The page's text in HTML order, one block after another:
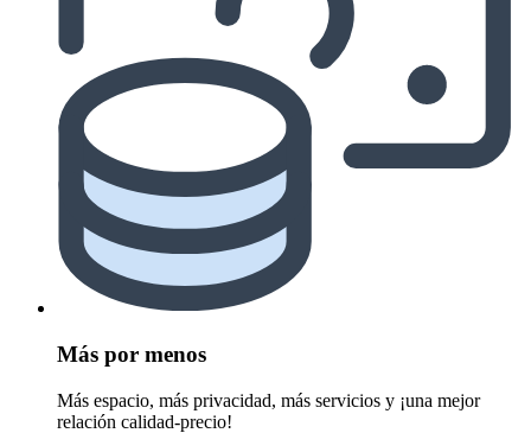
Más por menos
Más espacio, más privacidad, más servicios y ¡una mejor
relación calidad-precio!